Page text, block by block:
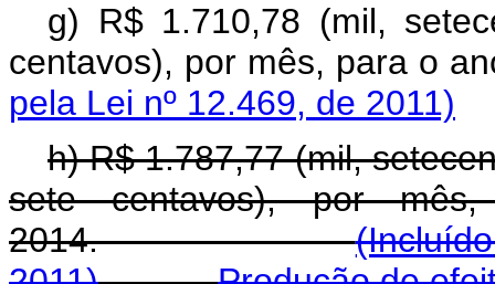
g) R$ 1.710,78 (mil,
centavos), por mês, para
pela Lei nº 12.469, de 2011)
h) R$ 1.787,77 (mil,
sete centavos), por
2014.